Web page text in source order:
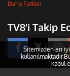
Daha Fazlası
TV8'i Takip
Sitemizden en
kabul